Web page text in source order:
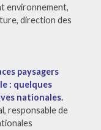
environnement,
direction des
paysagers
: quelques
nationales.
responsable de